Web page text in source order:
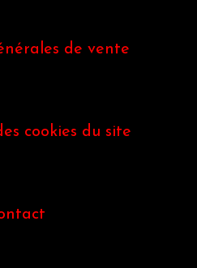
de vente
cookies du site